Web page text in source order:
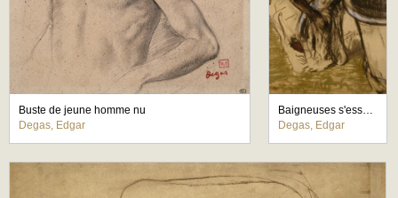
Buste de jeune homme nu
Degas, Edgar
Baigneuses s'essuyant
Degas, Edgar